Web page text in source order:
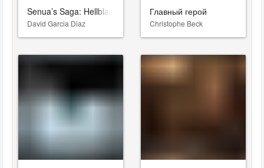
Senua’s Saga: Hellblade II
David Garcia Diaz
Главный герой
Christophe Beck